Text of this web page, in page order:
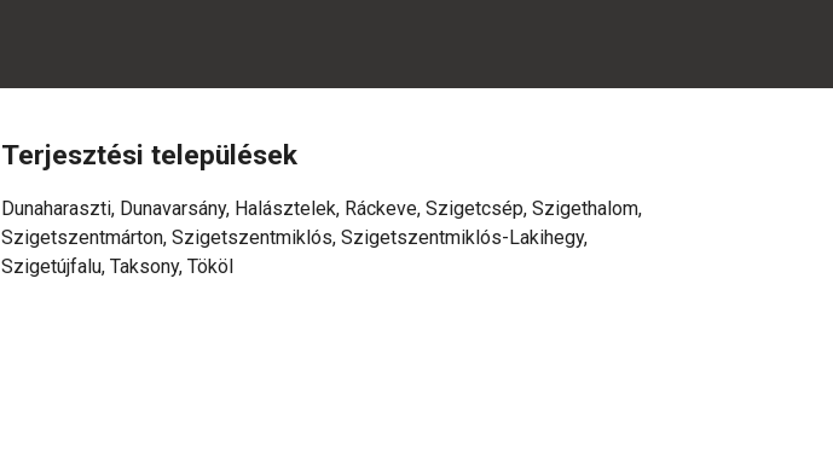
Terjesztési települések
Dunaharaszti, Dunavarsány, Halásztelek, Ráckeve, Szigetcsép, Szigethalom,
Szigetszentmárton, Szigetszentmiklós, Szigetszentmiklós-Lakihegy,
Szigetújfalu, Taksony, Tököl